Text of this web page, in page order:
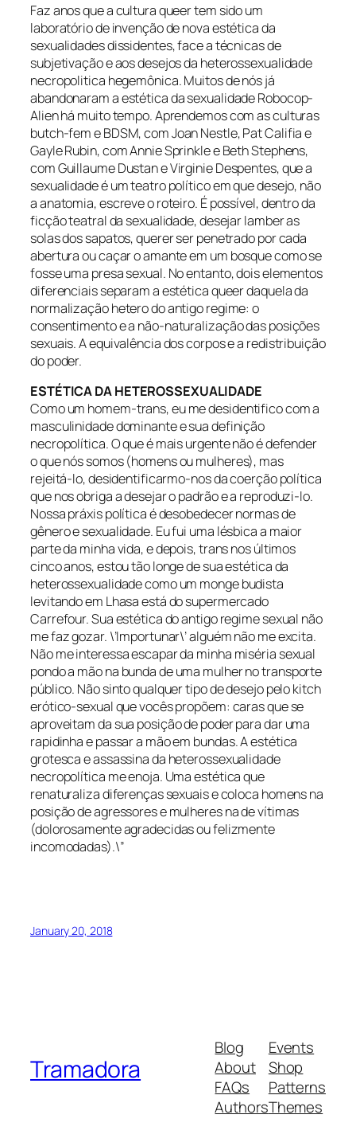
Faz anos que a cultura queer tem sido um
laboratório de invenção de nova estética da
sexualidades dissidentes, face a técnicas de
subjetivação e aos desejos da heterossexualidade
necropolitica hegemônica. Muitos de nós já
abandonaram a estética da sexualidade Robocop-
Alien há muito tempo. Aprendemos com as culturas
butch-fem e BDSM, com Joan Nestle, Pat Califia e
Gayle Rubin, com Annie Sprinkle e Beth Stephens,
com Guillaume Dustan e Virginie Despentes, que a
sexualidade é um teatro político em que desejo, não
a anatomia, escreve o roteiro. É possível, dentro da
ficção teatral da sexualidade, desejar lamber as
solas dos sapatos, querer ser penetrado por cada
abertura ou caçar o amante em um bosque como se
fosse uma presa sexual. No entanto, dois elementos
diferenciais separam a estética queer daquela da
normalização hetero do antigo regime: o
consentimento e a não-naturalização das posições
sexuais. A equivalência dos corpos e a redistribuição
do poder.
ESTÉTICA DA HETEROSSEXUALIDADE
Como um homem-trans, eu me desidentifico com a
masculinidade dominante e sua definição
necropolítica. O que é mais urgente não é defender
o que nós somos (homens ou mulheres), mas
rejeitá-lo, desidentificarmo-nos da coerção política
que nos obriga a desejar o padrão e a reproduzi-lo.
Nossa práxis política é desobedecer normas de
gênero e sexualidade. Eu fui uma lésbica a maior
parte da minha vida, e depois, trans nos últimos
cinco anos, estou tão longe de sua estética da
heterossexualidade como um monge budista
levitando em Lhasa está do supermercado
Carrefour. Sua estética do antigo regime sexual não
me faz gozar. \’Importunar\’ alguém não me excita.
Não me interessa escapar da minha miséria sexual
pondo a mão na bunda de uma mulher no transporte
público. Não sinto qualquer tipo de desejo pelo kitch
erótico-sexual que vocês propõem: caras que se
aproveitam da sua posição de poder para dar uma
rapidinha e passar a mão em bundas. A estética
grotesca e assassina da heterossexualidade
necropolítica me enoja. Uma estética que
renaturaliza diferenças sexuais e coloca homens na
posição de agressores e mulheres na de vítimas
(dolorosamente agradecidas ou felizmente
incomodadas).\”
January 20, 2018
Tramadora
Blog
About
FAQs
Authors
Events
Shop
Patterns
Themes